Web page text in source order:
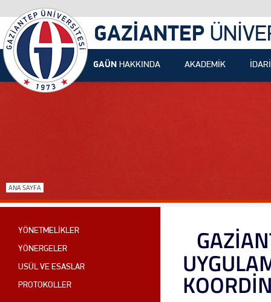
GAZİANTEP
GAÜN HAKKINDA AKADEMİK İDARİ
ANA SAYFA
YÖNETMELİKLER
YÖNERGELER
USÜL VE ESASLAR
PROTOKOLLER